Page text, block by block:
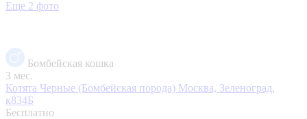
Еще 2 фото
Бомбейская кошка
3 мес.
Котята Черные (Бомбейская порода) Москва, Зеленоград,
к834Б
Бесплатно